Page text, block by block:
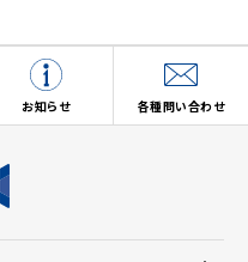
お知らせ 各種問い合わせ